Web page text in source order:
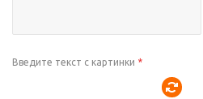
Введите текст с картинки *